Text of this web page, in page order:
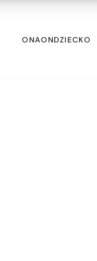
ONAONDZIECKO